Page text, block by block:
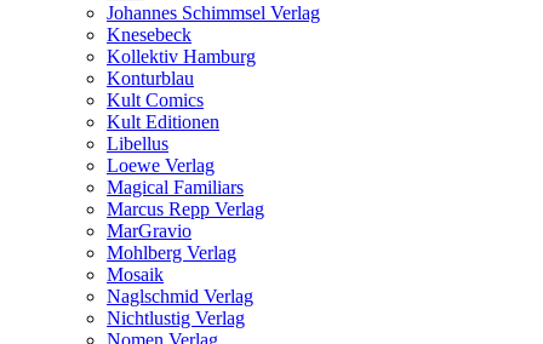
Johannes Schimmsel Verlag
Knesebeck
Kollektiv Hamburg
Konturblau
Kult Comics
Kult Editionen
Libellus
Loewe Verlag
Magical Familiars
Marcus Repp Verlag
MarGravio
Mohlberg Verlag
Mosaik
Naglschmid Verlag
Nichtlustig Verlag
Nomen Verlag